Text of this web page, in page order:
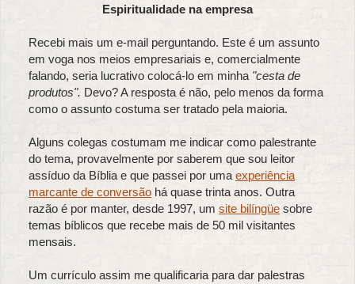
Espiritualidade na empresa
Recebi mais um e-mail perguntando. Este é um assunto
em voga nos meios empresariais e, comercialmente
falando, seria lucrativo colocá-lo em minha "cesta de
produtos". Devo? A resposta é não, pelo menos da forma
como o assunto costuma ser tratado pela maioria.
Alguns colegas costumam me indicar como palestrante
do tema, provavelmente por saberem que sou leitor
assíduo da Bíblia e que passei por uma experiência
marcante de conversão há quase trinta anos. Outra
razão é por manter, desde 1997, um site bilíngüe sobre
temas bíblicos que recebe mais de 50 mil visitantes
mensais.
Um currículo assim me qualificaria para dar palestras